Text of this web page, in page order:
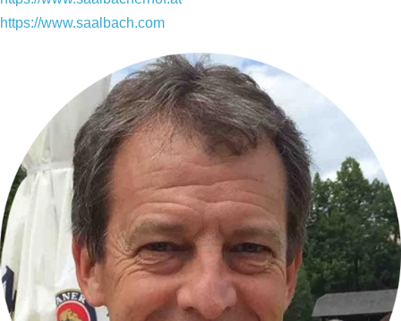
https://www.saalbach.com